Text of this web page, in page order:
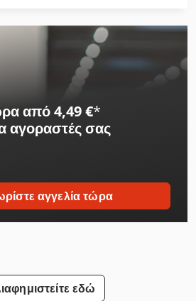
από 4,49 €*
αγοραστέςσας
αγγελία τώρα
εδώ